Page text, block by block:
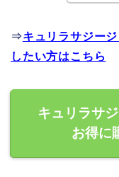
⇒キュリラサジー
したい方はこちら
キュリラサ
お得に